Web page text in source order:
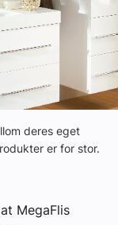
deres eget
er for stor.
MegaFlis